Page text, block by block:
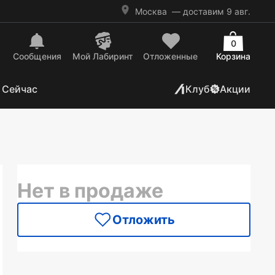
Москва — доставим 9 авг.
Сообщения Mой Лабиринт Отложенные Корзина
0
Клуб Акции
Нет в продаже
Отложить